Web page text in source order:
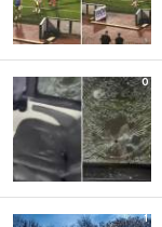
0
1